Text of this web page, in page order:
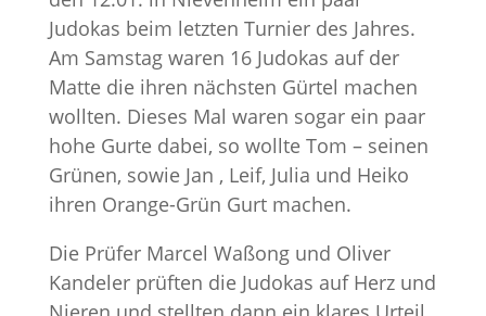
Judokas beim letzten Turnier des Jahres.
Am Samstag waren 16 Judokas auf der
Matte die ihren nächsten Gürtel machen
wollten. Dieses Mal waren sogar ein paar
hohe Gurte dabei, so wollte Tom – seinen
Grünen, sowie Jan , Leif, Julia und Heiko
ihren Orange-Grün Gurt machen.
Die Prüfer Marcel Waßong und Oliver
Kandeler prüften die Judokas auf Herz und